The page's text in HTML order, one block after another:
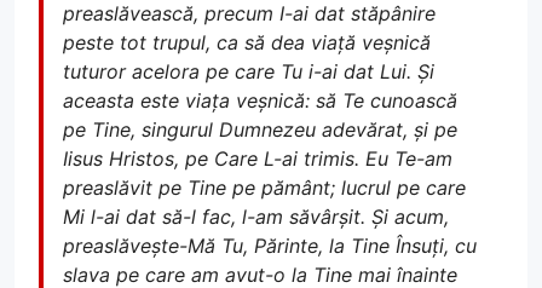
preaslăvească, precum I-ai dat stăpânire
peste tot trupul, ca să dea viață veșnică
tuturor acelora pe care Tu i-ai dat Lui. Și
aceasta este viața veșnică: să Te cunoască
pe Tine, singurul Dumnezeu adevărat, și pe
Iisus Hristos, pe Care L-ai trimis. Eu Te-am
preaslăvit pe Tine pe pământ; lucrul pe care
Mi l-ai dat să-l fac, l-am săvârșit. Și acum,
preaslăvește-Mă Tu, Părinte, la Tine Însuți, cu
slava pe care am avut-o la Tine mai înainte